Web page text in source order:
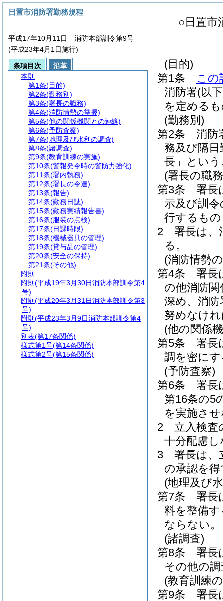
○日置市
(目的)
第1条
この
消防署(以
を定める
(勤務別)
第2条
消防
務及び隔
長」という
(署長の職
第3条
署長
示及び訓
行するも
2
署長は、
る。
(消防情勢
第4条
署長
の他消防
深め、消
努めなけ
(他の関係
第5条
署長
調を密に
(予防査察)
第6条
署長
第16条の5
を実施さ
2
立入検査
十分配慮
3
署長は、
の承認を
(地理及び
第7条
署長
料を整備
ならない。
(諸調査)
第8条
署長
その他の
(教育訓練
第9条
署長
日置市消防署勤務規程
平成17年10月11日 消防本部訓令第9号
(平成23年4月1日施行)
条項目次
沿革
本則
第1条(目的)
第2条(勤務別)
第3条(署長の職務)
第4条(消防情勢の掌握)
第5条(他の関係機関との連絡)
第6条(予防査察)
第7条(地理及び水利の調査)
第8条(諸調査)
第9条(教育訓練の実施)
第10条(警報発令時の警防力強化)
第11条(署内執務)
第12条(署長の令達)
第13条(報告)
第14条(勤務日誌)
第15条(勤務実績報告書)
第16条(服装の点検)
第17条(日課時限)
第18条(機械器具の管理)
第19条(貸与品の管理)
第20条(安全の保持)
第21条(その他)
附則
附則 (平成19年3月30日消防本部訓令第4
号)
附則 (平成20年3月31日消防本部訓令第3
号)
附則 (平成23年3月9日消防本部訓令第4
号)
別表(第17条関係)
様式第1号(第14条関係)
様式第2号(第15条関係)